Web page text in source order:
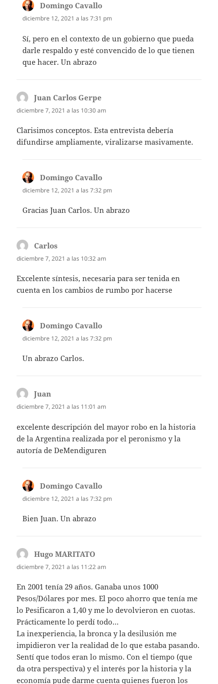
Domingo Cavallo
diciembre 12, 2021 a las 7:31 pm
Sí, pero en el contexto de un gobierno que pueda
darle respaldo y esté convencido de lo que tienen
que hacer. Un abrazo
Juan Carlos Gerpe
diciembre 7, 2021 a las 10:30 am
Clarisimos conceptos. Esta entrevista debería
difundirse ampliamente, viralizarse masivamente.
Domingo Cavallo
diciembre 12, 2021 a las 7:32 pm
Gracias Juan Carlos. Un abrazo
Carlos
diciembre 7, 2021 a las 10:32 am
Excelente síntesis, necesaria para ser tenida en
cuenta en los cambios de rumbo por hacerse
Domingo Cavallo
diciembre 12, 2021 a las 7:32 pm
Un abrazo Carlos.
Juan
diciembre 7, 2021 a las 11:01 am
excelente descripción del mayor robo en la historia
de la Argentina realizada por el peronismo y la
autoría de DeMendiguren
Domingo Cavallo
diciembre 12, 2021 a las 7:32 pm
Bien Juan. Un abrazo
Hugo MARITATO
diciembre 7, 2021 a las 11:22 am
En 2001 tenía 29 años. Ganaba unos 1000
Pesos/Dólares por mes. El poco ahorro que tenía me
lo Pesificaron a 1,40 y me lo devolvieron en cuotas.
Prácticamente lo perdí todo…
La inexperiencia, la bronca y la desilusión me
impidieron ver la realidad de lo que estaba pasando.
Sentí que todos eran lo mismo. Con el tiempo (que
da otra perspectiva) y el interés por la historia y la
economía pude darme cuenta quienes fueron los